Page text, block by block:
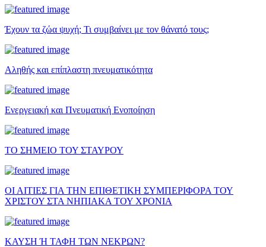
Έχουν τα ζώα ψυχή; Τι συμβαίνει με τον θάνατό τους;
Αληθής και επίπλαστη πνευματικότητα
Ενεργειακή και Πνευματική Ενοποίηση
ΤΟ ΣΗΜΕΙΟ ΤΟΥ ΣΤΑΥΡΟΥ
ΟΙ ΑΙΤΙΕΣ ΓΙΑ ΤΗΝ ΕΠΙΘΕΤΙΚΗ ΣΥΜΠΕΡΙΦΟΡΑ ΤΟΥ
ΧΡΙΣΤΟΥ ΣΤΑ ΝΗΠΙΑΚΑ ΤΟΥ ΧΡΟΝΙΑ
ΚΑΥΣΗ Ή ΤΑΦΗ ΤΩΝ ΝΕΚΡΩΝ?